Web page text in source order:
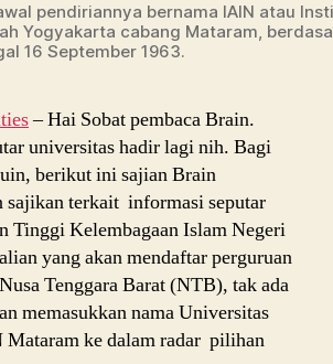
pendiriannya bernama IAIN atau
Yogyakarta cabang Mataram,
16 September 1963.
– Hai Sobat pembaca Brain.
universitas hadir lagi nih. Bagi
berikut ini sajian Brain
sajikan terkait informasi seputar
Tinggi Kelembagaan Islam Negeri
yang akan mendaftar perguruan
Tenggara Barat (NTB), tak ada
memasukkan nama Universitas
ke dalam radar pilihan